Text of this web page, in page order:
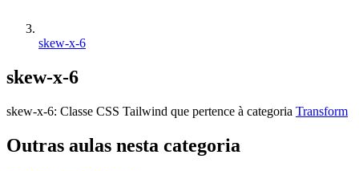
skew-x-6
skew-x-6
skew-x-6: Classe CSS Tailwind que pertence à categoria Transform
Outras aulas nesta categoria